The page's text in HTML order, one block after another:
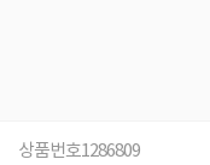
상품번호1286809